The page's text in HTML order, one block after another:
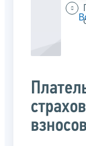
взносов